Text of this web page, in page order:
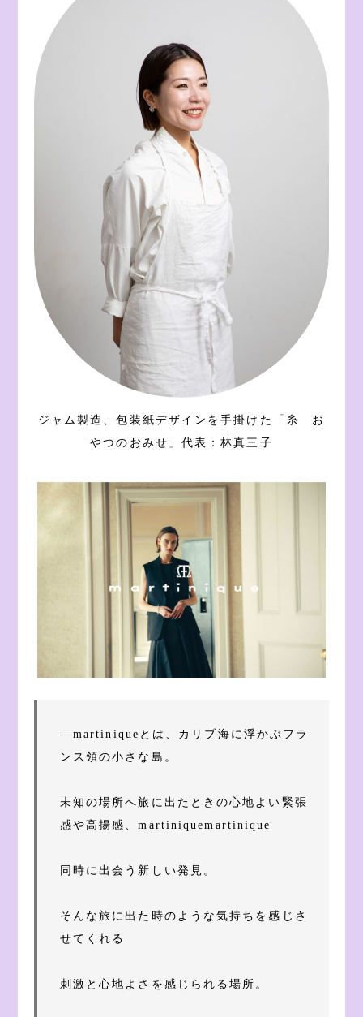
ジャム製造、包装紙デザインを手掛けた「糸 お
やつのおみせ」代表：林真三子
―martiniqueとは、カリブ海に浮かぶフラ
ンス領の小さな島。
未知の場所へ旅に出たときの心地よい緊張
感や高揚感、martiniquemartinique
同時に出会う新しい発見。
そんな旅に出た時のような気持ちを感じさ
せてくれる
刺激と心地よさを感じられる場所。